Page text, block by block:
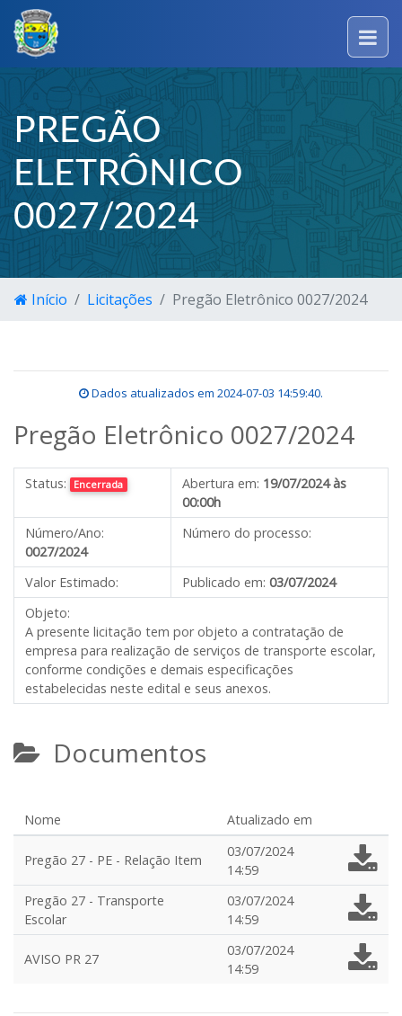
PREGÃO
ELETRÔNICO
0027/2024
Início Licitações Pregão Eletrônico 0027/2024
Dados atualizados em 2024-07-03 14:59:40.
Pregão Eletrônico 0027/2024
Status: Encerrada Abertura em: 19/07/2024 às
00:00h
Número/Ano:
0027/2024
Número do processo:
Valor Estimado: Publicado em: 03/07/2024
Objeto:
A presente licitação tem por objeto a contratação de
empresa para realização de serviços de transporte escolar,
conforme condições e demais especificações
estabelecidas neste edital e seus anexos.
Documentos
Nome Atualizado em
Pregão 27 - PE - Relação Item
03/07/2024
14:59
Pregão 27 - Transporte
Escolar
03/07/2024
14:59
AVISO PR 27
03/07/2024
14:59